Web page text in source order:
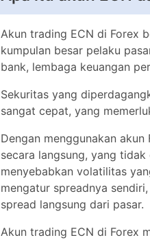
kumpulan besar pelaku
lembaga keuangan
sangat cepat, yang
langsung, yang tidak dapat
yang lebih tinggi. Selain itu,
eksekusi ECN di Forex
Akun trading ECN di Forex
pesanan tersebut masuk ke